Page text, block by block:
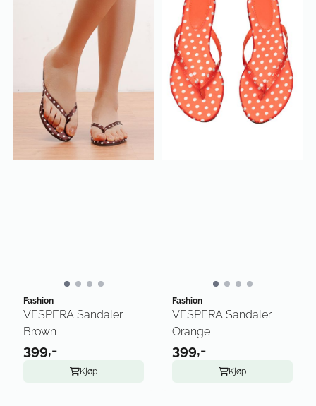
Fashion
VESPERA Sandaler
Brown
399,-
Kjøp
Fashion
VESPERA Sandaler
Orange
399,-
Kjøp